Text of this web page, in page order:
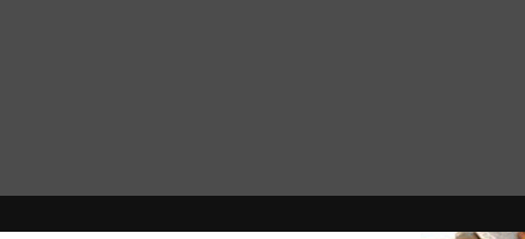
deberá presentar un nuevo paquete de medidas. Según